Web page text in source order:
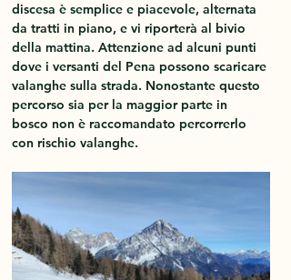
discesa è semplice e piacevole, alternata
da tratti in piano, e vi riporterà al bivio
della mattina. Attenzione ad alcuni punti
dove i versanti del Pena possono scaricare
valanghe sulla strada. Nonostante questo
percorso sia per la maggior parte in
bosco non è raccomandato percorrerlo
con rischio valanghe.